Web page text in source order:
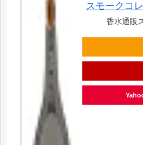
スモークコ
香水通販